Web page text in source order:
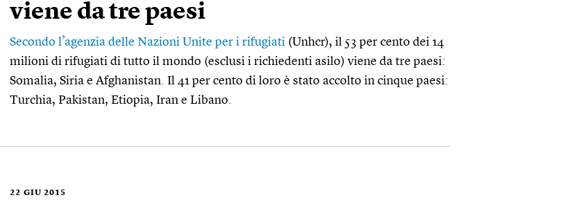
viene da tre paesi
Secondo l’agenzia delle Nazioni Unite per i rifugiati (Unhcr), il 53 per cento dei 14
milioni di rifugiati di tutto il mondo (esclusi i richiedenti asilo) viene da tre paesi:
Somalia, Siria e Afghanistan. Il 41 per cento di loro è stato accolto in cinque paesi:
Turchia, Pakistan, Etiopia, Iran e Libano.
22 GIU 2015